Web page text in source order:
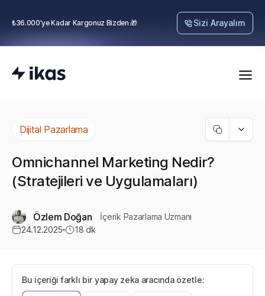
₺36.000’ye Kadar Kargonuz Bizden 🎁 Sizi Arayalım
Dijital Pazarlama
Omnichannel Marketing Nedir?
(Stratejileri ve Uygulamaları)
Özlem Doğan
İçerik Pazarlama Uzmanı
24.12.2025
18 dk
Bu içeriği farklı bir yapay zeka aracında özetle: